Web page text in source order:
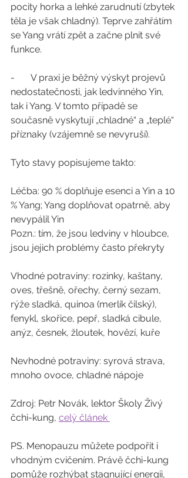
pocity horka a lehké zarudnutí (zbytek
těla je však chladný). Teprve zahřátím
se Yang vrátí zpět a začne plnit své
funkce.
-       V praxi je běžný výskyt projevů
nedostatečnosti, jak ledvinného Yin,
tak i Yang. V tomto případě se
současně vyskytují „chladné“ a „teplé“
příznaky (vzájemně se nevyruší).
Tyto stavy popisujeme takto:
Léčba: 90 % doplňuje esenci a Yin a 10
% Yang; Yang doplňovat opatrně, aby
nevypálil Yin
Pozn.: tím, že jsou ledviny v hloubce,
jsou jejich problémy často překryty
Vhodné potraviny: rozinky, kaštany,
oves, třešně, ořechy, černý sezam,
rýže sladká, quinoa (merlík čilský),
fenykl, skořice, pepř, sladká cibule,
anýz, česnek, žloutek, hovězí, kuře
Nevhodné potraviny: syrová strava,
mnoho ovoce, chladné nápoje
Zdroj: Petr Novák, lektor Školy Živý
čchi-kung, celý článek
PS. Menopauzu můžete podpořit i
vhodným cvičením. Právě čchi-kung
pomůže rozhýbat stagnující energii,